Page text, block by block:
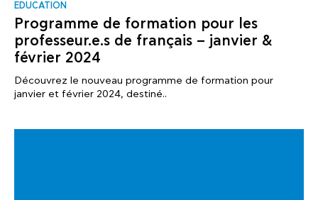
EDUCATION
Programme de formation pour les
professeur.e.s de français – janvier &
février 2024
Découvrez le nouveau programme de formation pour
janvier et février 2024, destiné..